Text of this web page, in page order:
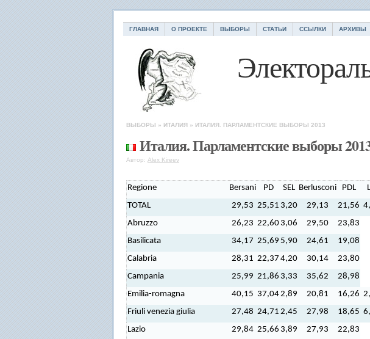
ГЛАВНАЯ О ПРОЕКТЕ ВЫБОРЫ СТАТЬИ ССЫЛКИ АРХИВЫ
ВЫБОРЫ » ИТАЛИЯ » ИТАЛИЯ. ПАРЛАМЕНТСКИЕ ВЫБОРЫ 2013
Италия. Парламентские выборы
Автор: Alex Kireev
Regione Bersani PD SEL Berlusconi PDL
TOTAL
29,53 25,51 3,20 29,13 21,56
Abruzzo
26,23 22,60 3,06 29,50 23,83
Basilicata
34,17 25,69 5,90 24,61 19,08
Calabria
28,31 22,37 4,20 30,14 23,80
Campania
25,99 21,86 3,33 35,62 28,98
Emilia-romagna
40,15 37,042,89 20,81 16,26
Friuli venezia giulia
27,48 24,71 2,45 27,98 18,65
Lazio
29,84 25,66 3,89 27,93 22,83